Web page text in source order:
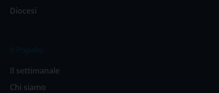
Diocesi
Il settimanale
Chi siamo